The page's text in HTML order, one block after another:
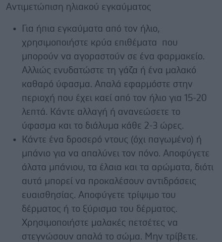
Αντιμετώπιση ηλιακού εγκαύματος
Για ήπια εγκαύματα από τον ήλιο,
χρησιμοποιήστε κρύα επιθέματα που
μπορούν να αγοραστούν σε ένα φαρμακείο.
Αλλιώς ενυδατώστε τη γάζα ή ένα μαλακό
καθαρό ύφασμα. Απαλά εφαρμόστε στην
περιοχή που έχει καεί από τον ήλιο για 15-20
λεπτά. Κάντε αλλαγή ή ανανεώσετε το
ύφασμα και το διάλυμα κάθε 2-3 ώρες.
Κάντε ένα δροσερό ντους (όχι παγωμένο) ή
μπάνιο για να απαλύνει τον πόνο. Αποφύγετε
άλατα μπάνιου, τα έλαια και τα αρώματα, διότι
αυτά μπορεί να προκαλέσουν αντιδράσεις
ευαισθησίας. Αποφύγετε τρίψιμο του
δέρματος ή το ξύρισμα του δέρματος.
Χρησιμοποιήστε μαλακές πετσέτες να
στεγνώσουν απαλά το σώμα. Μην τρίβετε.